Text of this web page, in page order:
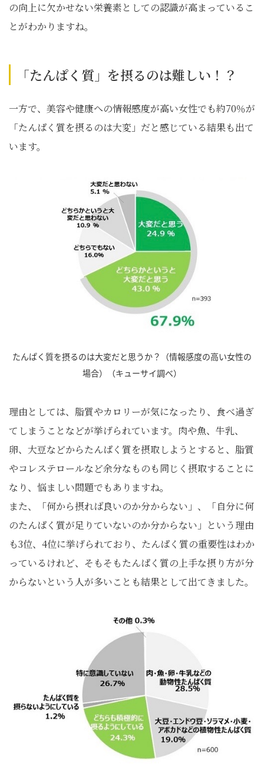
の向上に欠かせない栄養素としての認識が高まっているこ
とがわかりますね。
「たんぱく質」を摂るのは難しい！？
一方で、美容や健康への情報感度が高い女性でも約70％が
「たんぱく質を摂るのは大変」だと感じている結果も出て
います。
たんぱく質を摂るのは大変だと思うか？（情報感度の高い女性の
場合）（キューサイ調べ）
理由としては、脂質やカロリーが気になったり、食べ過ぎ
てしまうことなどが挙げられています。肉や魚、牛乳、
卵、大豆などからたんぱく質を摂取しようとすると、脂質
やコレステロールなど余分なものも同じく摂取することに
なり、悩ましい問題でもありますね。
また、「何から摂れば良いのか分からない」、「自分に何
のたんぱく質が足りていないのか分からない」という理由
も3位、4位に挙げられており、たんぱく質の重要性はわか
っているけれど、そもそもたんぱく質の上手な摂り方が分
からないという人が多いことも結果として出てきました。